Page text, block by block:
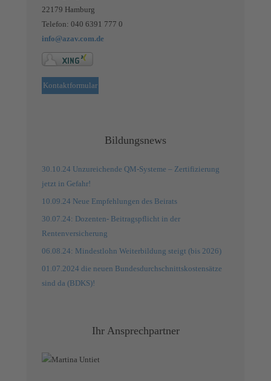
22179 Hamburg
Telefon: 040 6391 777 0
info@azav.com.de
Kontaktformular
Bildungsnews
30.10.24 Unzureichende QM-Systeme – Zertifizierung
jetzt in Gefahr!
10.09.24 Neue Empfehlungen des Beirats
30.07.24: Dozenten- Beitragspflicht in der
Rentenversicherung
06.08.24: Mindestlohn Weiterbildung steigt (bis 2026)
01.07.2024 die neuen Bundesdurchschnittskostensätze
sind da (BDKS)!
Ihr Ansprechpartner